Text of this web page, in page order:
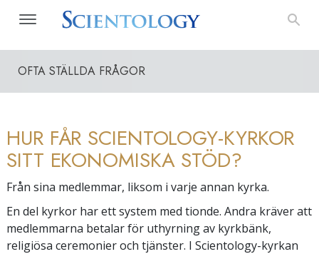
OFTA STÄLLDA FRÅGOR
HUR FÅR SCIENTOLOGY-KYRKOR
SITT EKONOMISKA STÖD?
Från sina medlemmar, liksom i varje annan kyrka.
En del kyrkor har ett system med tionde. Andra kräver att
medlemmarna betalar för uthyrning av kyrkbänk,
religiösa ceremonier och tjänster. I Scientology-kyrkan